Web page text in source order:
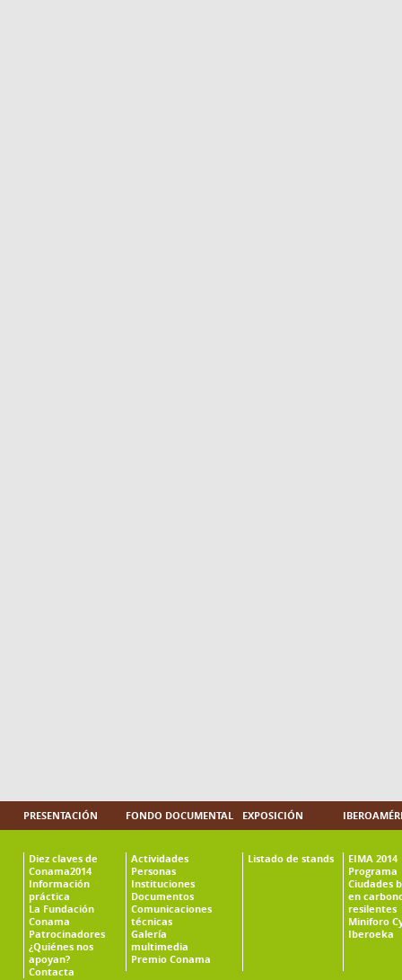
PRESENTACIÓN
Diez claves de
Conama2014
Información
práctica
La Fundación
Conama
Patrocinadores
¿Quiénes nos
apoyan?
Contacta
FONDO DOCUMENTAL
Actividades
Personas
Instituciones
Documentos
Comunicaciones
técnicas
Galería
multimedia
Premio Conama
EXPOSICIÓN
Listado de stands
EIMA 2014
Programa
Ciudades
en
resilentes
Miniforo
Iberoeka